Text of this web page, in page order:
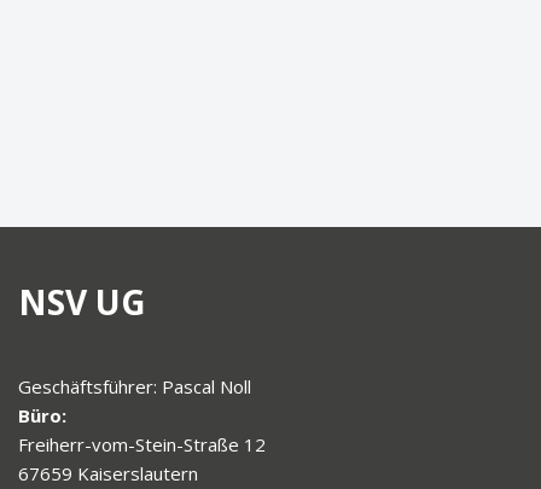
NSV UG
Geschäftsführer: Pascal Noll
Büro:
Freiherr-vom-Stein-Straße 12
67659 Kaiserslautern